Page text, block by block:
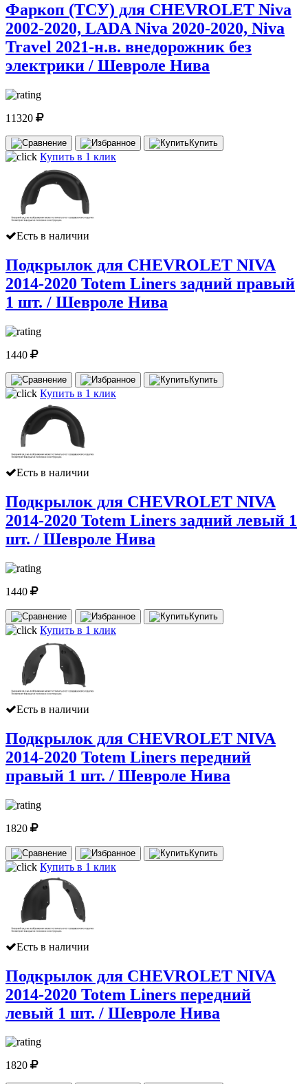
Фаркоп (ТСУ) для CHEVROLET Niva
2002-2020, LADA Niva 2020-2020, Niva
Travel 2021-н.в. внедорожник без
электрики / Шевроле Нива
11320
Купить
Купить в 1 клик
Есть в наличии
Подкрылок для CHEVROLET NIVA
2014-2020 Totem Liners задний правый
1 шт. / Шевроле Нива
1440
Купить
Купить в 1 клик
Есть в наличии
Подкрылок для CHEVROLET NIVA
2014-2020 Totem Liners задний левый 1
шт. / Шевроле Нива
1440
Купить
Купить в 1 клик
Есть в наличии
Подкрылок для CHEVROLET NIVA
2014-2020 Totem Liners передний
правый 1 шт. / Шевроле Нива
1820
Купить
Купить в 1 клик
Есть в наличии
Подкрылок для CHEVROLET NIVA
2014-2020 Totem Liners передний
левый 1 шт. / Шевроле Нива
1820